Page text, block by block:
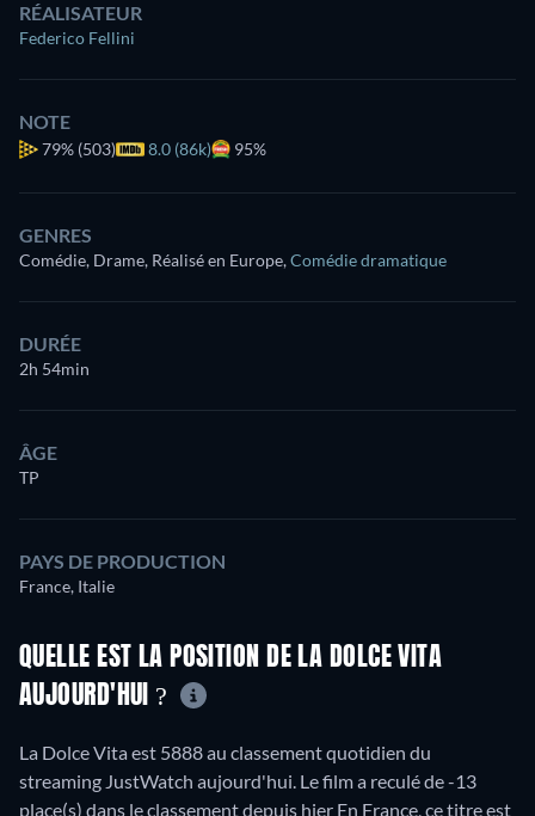
RÉALISATEUR
Federico Fellini
NOTE
79% (503) 8.0 (86k) 95%
GENRES
Comédie, Drame, Réalisé en Europe,Comédie dramatique
DURÉE
2h 54min
ÂGE
TP
PAYS DE PRODUCTION
France, Italie
QUELLE EST LA POSITION DE LA DOLCE VITA
AUJOURD'HUI ?
La Dolce Vita est 5888 au classement quotidien du
streaming JustWatch aujourd'hui. Le film a reculé de -13
place(s) dans le classement depuis hier En France, ce titre est